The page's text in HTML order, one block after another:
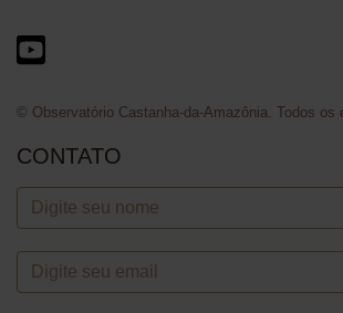
© Observatório Castanha-da-Amazônia. Todos os
CONTATO